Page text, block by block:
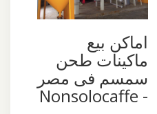
اماكن بيع
ماكينات طحن
سمسم فى مصر
- Nonsolocaffe